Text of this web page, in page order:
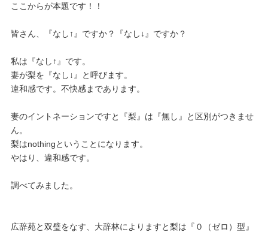
ここからが本題です！！
皆さん、『なし↑』ですか？『なし↓』ですか？
私は『なし↑』です。
妻が梨を『なし↓』と呼びます。
違和感です。不快感まであります。
妻のイントネーションですと『梨』は『無し』と区別がつきませ
ん。
梨はnothingということになります。
やはり、違和感です。
調べてみました。
広辞苑と双璧をなす、大辞林によりますと梨は『０（ゼロ）型』